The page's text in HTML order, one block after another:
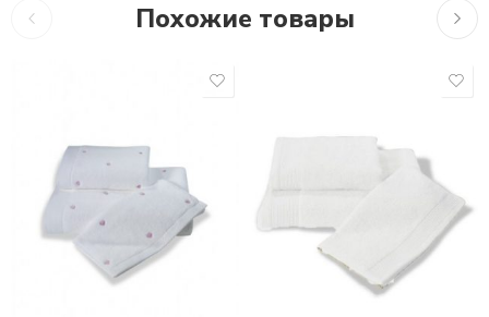
Похожие товары
1,818 – 4,260
30*50 СМ - 3 ШТ
1,386